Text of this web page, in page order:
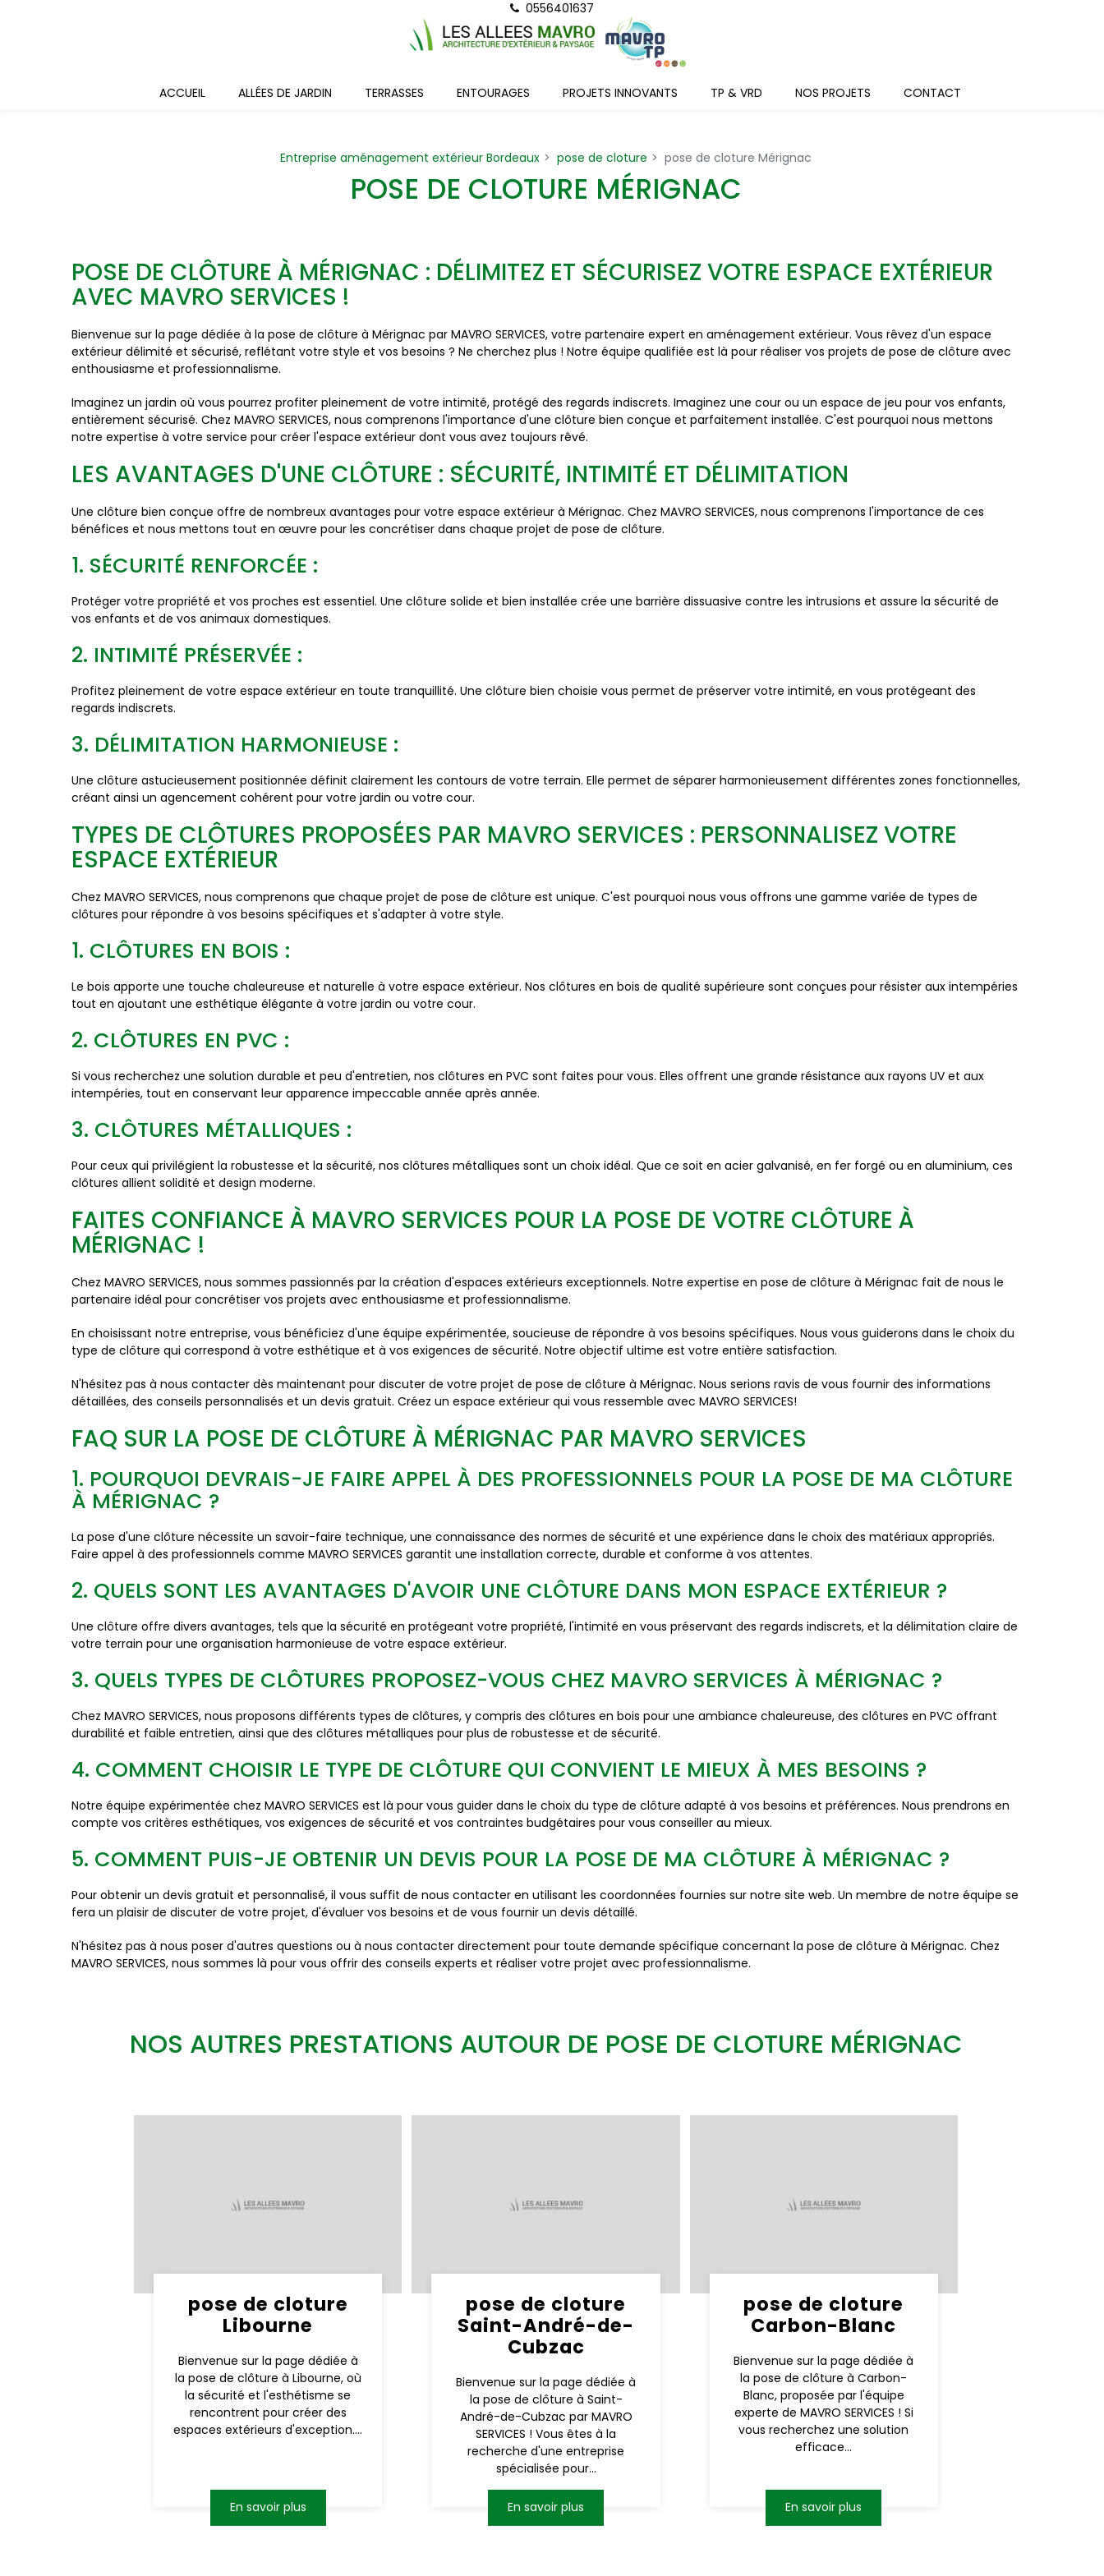
0556401637
ACCUEIL ALLÉES DE JARDIN TERRASSES ENTOURAGES PROJETS INNOVANTS TP & VRD NOS PROJETS CONTACT
Entreprise aménagement extérieur Bordeaux pose de cloture pose de cloture Mérignac
POSE DE CLOTURE MÉRIGNAC
POSE DE CLÔTURE À MÉRIGNAC : DÉLIMITEZ ET SÉCURISEZ VOTRE ESPACE EXTÉRIEUR
AVEC MAVRO SERVICES !
Bienvenue sur la page dédiée à la pose de clôture à Mérignac par MAVRO SERVICES, votre partenaire expert en aménagement extérieur. Vous rêvez d'un espace
extérieur délimité et sécurisé, reflétant votre style et vos besoins ? Ne cherchez plus ! Notre équipe qualifiée est là pour réaliser vos projets de pose de clôture avec
enthousiasme et professionnalisme.
Imaginez un jardin où vous pourrez profiter pleinement de votre intimité, protégé des regards indiscrets. Imaginez une cour ou un espace de jeu pour vos enfants,
entièrement sécurisé. Chez MAVRO SERVICES, nous comprenons l'importance d'une clôture bien conçue et parfaitement installée. C'est pourquoi nous mettons
notre expertise à votre service pour créer l'espace extérieur dont vous avez toujours rêvé.
LES AVANTAGES D'UNE CLÔTURE : SÉCURITÉ, INTIMITÉ ET DÉLIMITATION
Une clôture bien conçue offre de nombreux avantages pour votre espace extérieur à Mérignac. Chez MAVRO SERVICES, nous comprenons l'importance de ces
bénéfices et nous mettons tout en œuvre pour les concrétiser dans chaque projet de pose de clôture.
1. SÉCURITÉ RENFORCÉE :
Protéger votre propriété et vos proches est essentiel. Une clôture solide et bien installée crée une barrière dissuasive contre les intrusions et assure la sécurité de
vos enfants et de vos animaux domestiques.
2. INTIMITÉ PRÉSERVÉE :
Profitez pleinement de votre espace extérieur en toute tranquillité. Une clôture bien choisie vous permet de préserver votre intimité, en vous protégeant des
regards indiscrets.
3. DÉLIMITATION HARMONIEUSE :
Une clôture astucieusement positionnée définit clairement les contours de votre terrain. Elle permet de séparer harmonieusement différentes zones fonctionnelles,
créant ainsi un agencement cohérent pour votre jardin ou votre cour.
TYPES DE CLÔTURES PROPOSÉES PAR MAVRO SERVICES : PERSONNALISEZ VOTRE
ESPACE EXTÉRIEUR
Chez MAVRO SERVICES, nous comprenons que chaque projet de pose de clôture est unique. C'est pourquoi nous vous offrons une gamme variée de types de
clôtures pour répondre à vos besoins spécifiques et s'adapter à votre style.
1. CLÔTURES EN BOIS :
Le bois apporte une touche chaleureuse et naturelle à votre espace extérieur. Nos clôtures en bois de qualité supérieure sont conçues pour résister aux intempéries
tout en ajoutant une esthétique élégante à votre jardin ou votre cour.
2. CLÔTURES EN PVC :
Si vous recherchez une solution durable et peu d'entretien, nos clôtures en PVC sont faites pour vous. Elles offrent une grande résistance aux rayons UV et aux
intempéries, tout en conservant leur apparence impeccable année après année.
3. CLÔTURES MÉTALLIQUES :
Pour ceux qui privilégient la robustesse et la sécurité, nos clôtures métalliques sont un choix idéal. Que ce soit en acier galvanisé, en fer forgé ou en aluminium, ces
clôtures allient solidité et design moderne.
FAITES CONFIANCE À MAVRO SERVICES POUR LA POSE DE VOTRE CLÔTURE À
MÉRIGNAC !
Chez MAVRO SERVICES, nous sommes passionnés par la création d'espaces extérieurs exceptionnels. Notre expertise en pose de clôture à Mérignac fait de nous le
partenaire idéal pour concrétiser vos projets avec enthousiasme et professionnalisme.
En choisissant notre entreprise, vous bénéficiez d'une équipe expérimentée, soucieuse de répondre à vos besoins spécifiques. Nous vous guiderons dans le choix du
type de clôture qui correspond à votre esthétique et à vos exigences de sécurité. Notre objectif ultime est votre entière satisfaction.
N'hésitez pas à nous contacter dès maintenant pour discuter de votre projet de pose de clôture à Mérignac. Nous serions ravis de vous fournir des informations
détaillées, des conseils personnalisés et un devis gratuit. Créez un espace extérieur qui vous ressemble avec MAVRO SERVICES!
FAQ SUR LA POSE DE CLÔTURE À MÉRIGNAC PAR MAVRO SERVICES
1. POURQUOI DEVRAIS-JE FAIRE APPEL À DES PROFESSIONNELS POUR LA POSE DE MA CLÔTURE
À MÉRIGNAC ?
La pose d'une clôture nécessite un savoir-faire technique, une connaissance des normes de sécurité et une expérience dans le choix des matériaux appropriés.
Faire appel à des professionnels comme MAVRO SERVICES garantit une installation correcte, durable et conforme à vos attentes.
2. QUELS SONT LES AVANTAGES D'AVOIR UNE CLÔTURE DANS MON ESPACE EXTÉRIEUR ?
Une clôture offre divers avantages, tels que la sécurité en protégeant votre propriété, l'intimité en vous préservant des regards indiscrets, et la délimitation claire de
votre terrain pour une organisation harmonieuse de votre espace extérieur.
3. QUELS TYPES DE CLÔTURES PROPOSEZ-VOUS CHEZ MAVRO SERVICES À MÉRIGNAC ?
Chez MAVRO SERVICES, nous proposons différents types de clôtures, y compris des clôtures en bois pour une ambiance chaleureuse, des clôtures en PVC offrant
durabilité et faible entretien, ainsi que des clôtures métalliques pour plus de robustesse et de sécurité.
4. COMMENT CHOISIR LE TYPE DE CLÔTURE QUI CONVIENT LE MIEUX À MES BESOINS ?
Notre équipe expérimentée chez MAVRO SERVICES est là pour vous guider dans le choix du type de clôture adapté à vos besoins et préférences. Nous prendrons en
compte vos critères esthétiques, vos exigences de sécurité et vos contraintes budgétaires pour vous conseiller au mieux.
5. COMMENT PUIS-JE OBTENIR UN DEVIS POUR LA POSE DE MA CLÔTURE À MÉRIGNAC ?
Pour obtenir un devis gratuit et personnalisé, il vous suffit de nous contacter en utilisant les coordonnées fournies sur notre site web. Un membre de notre équipe se
fera un plaisir de discuter de votre projet, d'évaluer vos besoins et de vous fournir un devis détaillé.
N'hésitez pas à nous poser d'autres questions ou à nous contacter directement pour toute demande spécifique concernant la pose de clôture à Mérignac. Chez
MAVRO SERVICES, nous sommes là pour vous offrir des conseils experts et réaliser votre projet avec professionnalisme.
NOS AUTRES PRESTATIONS AUTOUR DE POSE DE CLOTURE MÉRIGNAC
pose de cloture
Libourne
Bienvenue sur la page dédiée à
la pose de clôture à Libourne, où
la sécurité et l'esthétisme se
rencontrent pour créer des
espaces extérieurs d'exception....
En savoir plus
pose de cloture
Saint-André-de-
Cubzac
Bienvenue sur la page dédiée à
la pose de clôture à Saint-
André-de-Cubzac par MAVRO
SERVICES ! Vous êtes à la
recherche d'une entreprise
spécialisée pour...
En savoir plus
pose de cloture
Carbon-Blanc
Bienvenue sur la page dédiée à
la pose de clôture à Carbon-
Blanc, proposée par l'équipe
experte de MAVRO SERVICES ! Si
vous recherchez une solution
efficace...
En savoir plus